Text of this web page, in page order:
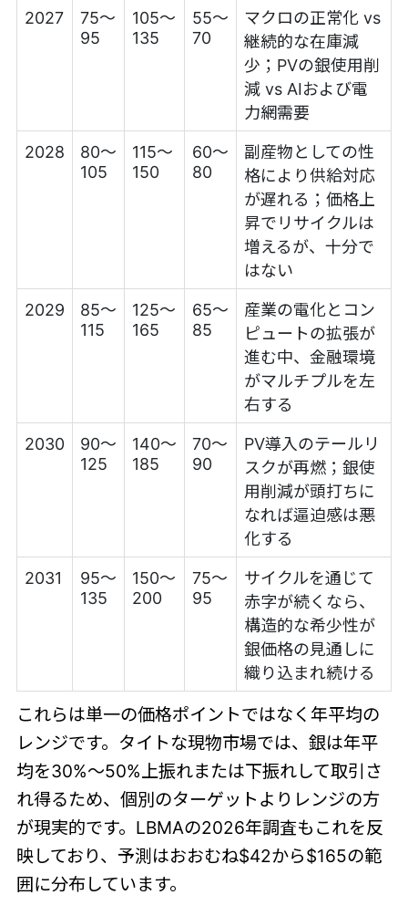
2027
75〜
95
105〜
135
55〜
70
マクロの正常化 vs
継続的な在庫減
少；PVの銀使用削
減 vs AIおよび電
力網需要
2028
80〜
105
115〜
150
60〜
80
副産物としての性
格により供給対応
が遅れる；価格上
昇でリサイクルは
増えるが、十分で
はない
2029
85〜
115
125〜
165
65〜
85
産業の電化とコン
ピュートの拡張が
進む中、金融環境
がマルチプルを左
右する
2030
90〜
125
140〜
185
70〜
90
PV導入のテールリ
スクが再燃；銀使
用削減が頭打ちに
なれば逼迫感は悪
化する
2031
95〜
135
150〜
200
75〜
95
サイクルを通じて
赤字が続くなら、
構造的な希少性が
銀価格の見通しに
織り込まれ続ける
これらは単一の価格ポイントではなく年平均の
レンジです。タイトな現物市場では、銀は年平
均を30%〜50%上振れまたは下振れして取引さ
れ得るため、個別のターゲットよりレンジの方
が現実的です。LBMAの2026年調査もこれを反
映しており、予測はおおむね$42から$165の範
囲に分布しています。